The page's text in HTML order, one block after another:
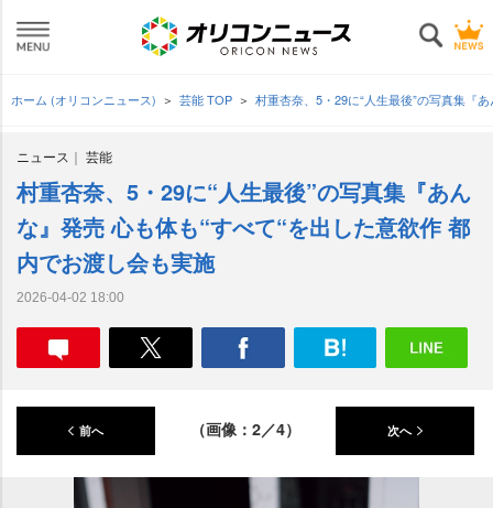
ホーム (オリコンニュース) 芸能 TOP 村重杏奈、5・29に“人生最後”の写真集『
ニュース 芸能
村重杏奈、5・29に“人生最後”の写真集『あん
な』発売 心も体も“すべて“を出した意欲作 都
内でお渡し会も実施
2026-04-02 18:00
前へ （画像：2／4） 次へ